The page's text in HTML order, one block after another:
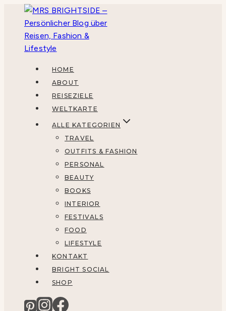
springen
HOME
ABOUT
REISEZIELE
WELTKARTE
ALLE KATEGORIEN
TRAVEL
OUTFITS & FASHION
PERSONAL
BEAUTY
BOOKS
INTERIOR
FESTIVALS
FOOD
LIFESTYLE
KONTAKT
BRIGHT SOCIAL
SHOP